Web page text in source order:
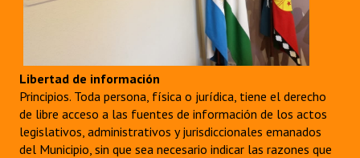
Libertad de información
Principios. Toda persona, física o jurídica, tiene el derecho
de libre acceso a las fuentes de información de los actos
legislativos, administrativos y jurisdiccionales emanados
del Municipio, sin que sea necesario indicar las razones que